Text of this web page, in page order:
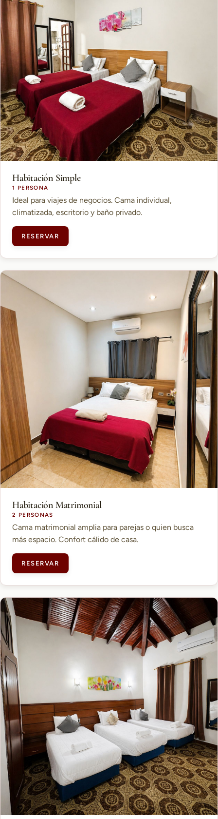
Habitación Simple
1 PERSONA
Ideal para viajes de negocios. Cama individual,
climatizada, escritorio y baño privado.
RESERVAR
Habitación Matrimonial
2 PERSONAS
Cama matrimonial amplia para parejas o quien busca
más espacio. Confort cálido de casa.
RESERVAR